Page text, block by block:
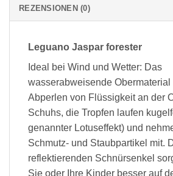
REZENSIONEN (0)
Leguano Jaspar forester
Ideal bei Wind und Wetter: Das
wasserabweisende Obermaterial
Abperlen von Flüssigkeit an der
Schuhs, die Tropfen laufen
genannter Lotuseffekt) und
Schmutz- und Staubpartikel mit.
reflektierenden Schnürsenkel
Sie oder Ihre Kinder besser auf